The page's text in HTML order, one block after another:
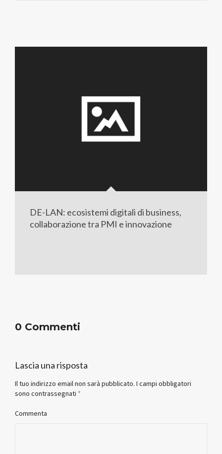
DE-LAN: ecosistemi digitali di business,
collaborazione tra PMI e innovazione
0 Commenti
Lascia una risposta
Il tuo indirizzo email non sarà pubblicato. I campi obbligatori
sono contrassegnati *
Commenta